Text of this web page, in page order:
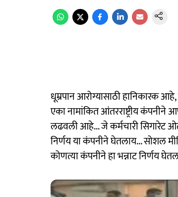
धूम्रपान आरोग्यासाठी हानिकारक
एका नामांकित आंतरराष्ट्रीय कंपनीने
लढवली आहे... जे कर्मचारी सिगारेट
निर्णय या कंपनीने घेतलाय... सोशल
कोणत्या कंपनीने हा भन्नाट निर्णय